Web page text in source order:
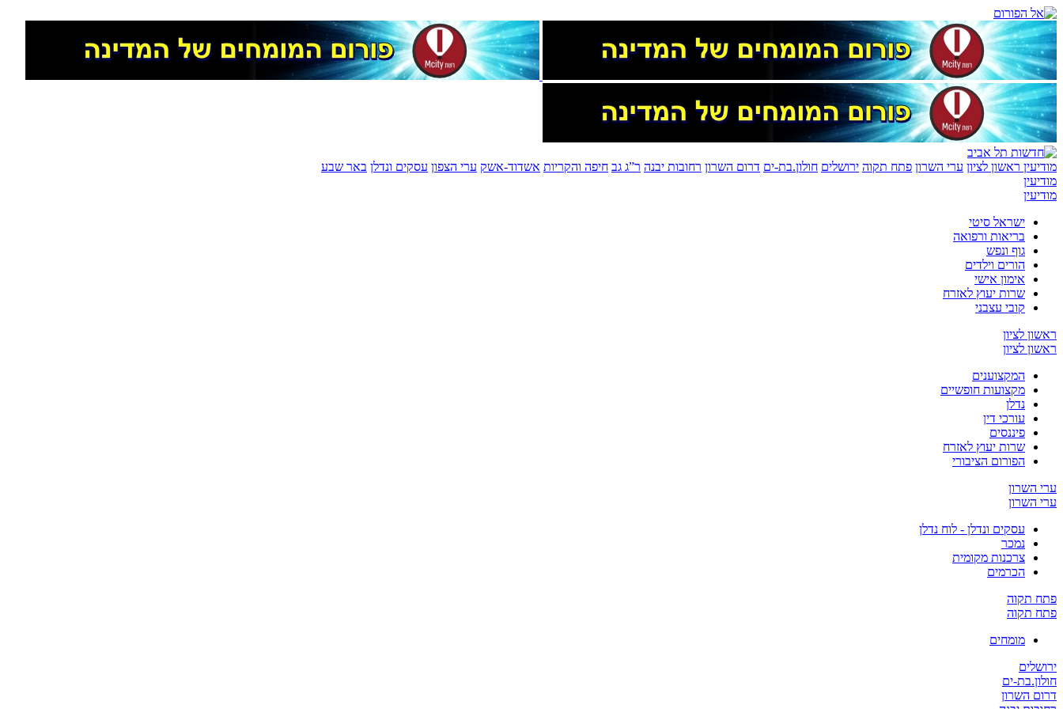
מודיעין ראשון לציון ערי השרון פתח תקוה ירושלים חולון.בת-ים דרום השרון רחובות יבנה ר”ג גב חיפה והקריות אשדוד-אשק ערי הצפון עסקים ונדלן באר שבע
מודיעין
מודיעין
ישראל סיטי
בריאות ורפואה
גוף ונפש
הורים וילדים
אימון אישי
שרות יעוץ לאזרח
קובי עצבני
ראשון לציון
ראשון לציון
המקצוענים
מקצועות חופשיים
נדלן
עורכי דין
פיננסים
שרות יעוץ לאזרח
הפורום הציבורי
ערי השרון
ערי השרון
עסקים ונדלן - לוח נדלן
נמכר
צרכנות מקומית
הכרמים
פתח תקוה
פתח תקוה
מומחים
ירושלים
חולון.בת-ים
דרום השרון